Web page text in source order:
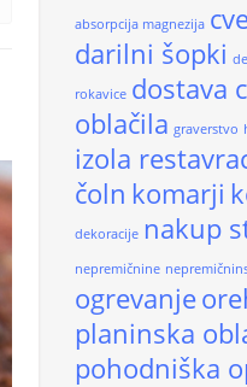
absorpcija magnezija
darilni šopki
rokavice dostava
oblačila graverstvo
izola
čoln komarji
dekoracije nakup
nepremičnine
ogrevanje
planinska
pohodniška